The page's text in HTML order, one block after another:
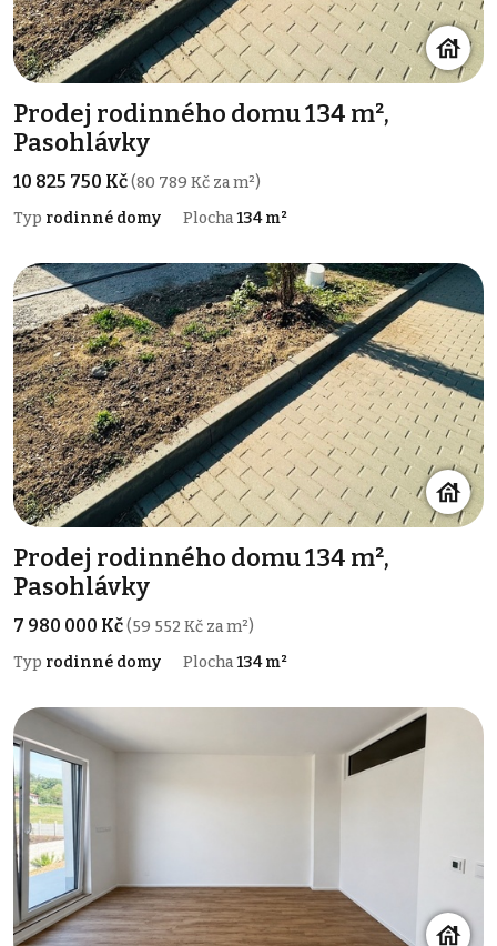
Prodej rodinného domu 134 m²,
Pasohlávky
10 825 750 Kč(80 789 Kč za m²)
Typ rodinné domy Plocha134 m²
Prodej rodinného domu 134 m²,
Pasohlávky
7 980 000 Kč(59 552 Kč za m²)
Typ rodinné domy Plocha134 m²